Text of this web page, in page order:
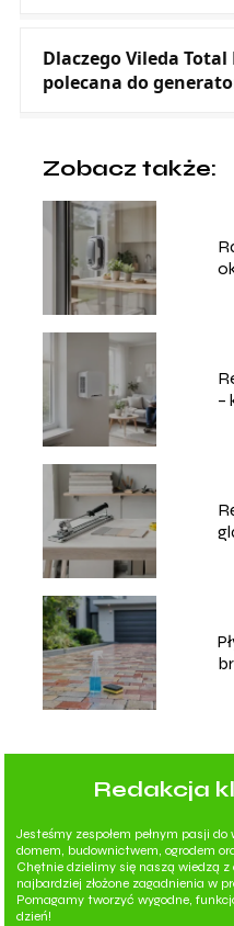
Dlaczego Vileda
polecana do
Zobacz także:
–
Redakcja
Jesteśmy zespołem pełnym pasji
domem, budownictwem, ogrodem
Chętnie dzielimy się naszą wiedzą
najbardziej złożone zagadnienia w
Pomagamy tworzyć wygodne,
dzień!